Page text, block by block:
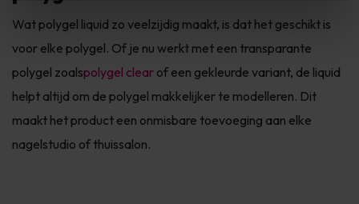
Wat polygel liquid zo veelzijdig maakt, is dat het geschikt is
voor elke polygel. Of je nu werkt met een transparante
polygel zoalspolygel clear of een gekleurde variant, de liquid
helpt altijd om de polygel makkelijker te modelleren. Dit
maakt het product een onmisbare toevoeging aan elke
nagelstudio of thuissalon.